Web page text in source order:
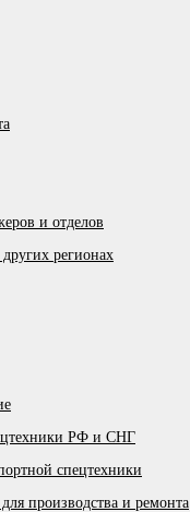
и отделов
регионах
РФ и СНГ
спецтехники
производства и ремонта